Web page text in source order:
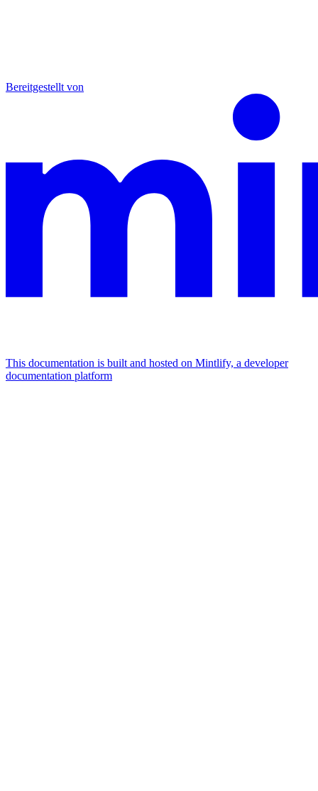
Bereitgestellt von
This documentation is built and hosted on Mintlify, a developer
documentation platform